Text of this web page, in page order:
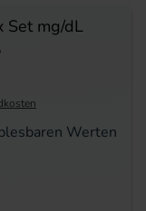
Set mg/dL
Werten